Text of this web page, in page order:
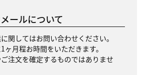
ールについて
関してはお問い合わせください。
ヶ月程お時間をいただきます。
注文を確定するものではありませ